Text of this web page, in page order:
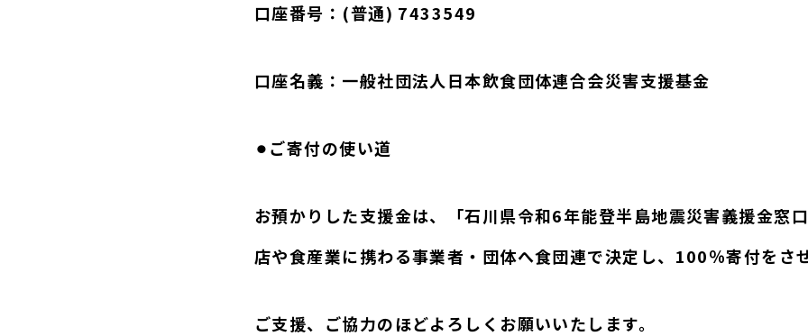
口座番号：(普通) 7433549
口座名義：一般社団法人日本飲食団体連合会災害支援基金
⚫︎ご寄付の使い道
お預かりした支援金は、「石川県令和6年能登半島地震災害義援金窓
店や食産業に携わる事業者・団体へ食団連で決定し、100％寄付をさ
ご支援、ご協力のほどよろしくお願いいたします。